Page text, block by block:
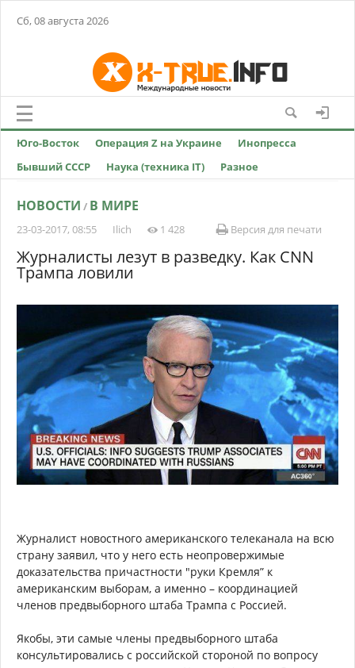
Сб, 08 августа 2026
Юго-Восток Операция Z на Украине
Инопресса
Бывший СССР
Наука (техника IT) Разное
НОВОСТИ / В МИРЕ
23-03-2017, 08:55 Ilich 1 428 Версия для печати
Журналисты лезут в разведку. Как CNN
Трампа ловили
Журналист новостного американского телеканала на всю
страну заявил, что у него есть неопровержимые
доказательства причастности "руки Кремля” к
американским выборам, а именно – координацией
членов предвыборного штаба Трампа с Россией.
Якобы, эти самые члены предвыборного штаба
консультировались с российской стороной по вопросу